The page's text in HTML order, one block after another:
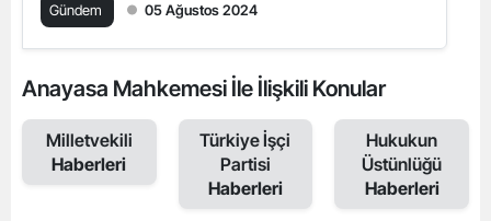
Gündem 05 Ağustos 2024
Anayasa Mahkemesi İle İlişkili Konular
Milletvekili
Haberleri
Türkiye İşçi
Partisi
Haberleri
Hukukun
Üstünlüğü
Haberleri